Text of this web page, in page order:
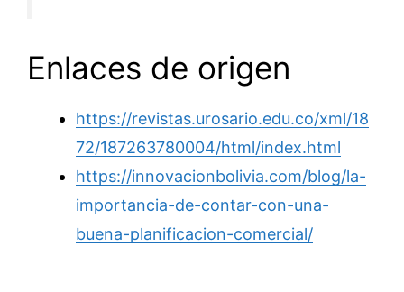
Enlaces de origen
https://revistas.urosario.edu.co/xml/18
72/187263780004/html/index.html
https://innovacionbolivia.com/blog/la-
importancia-de-contar-con-una-
buena-planificacion-comercial/